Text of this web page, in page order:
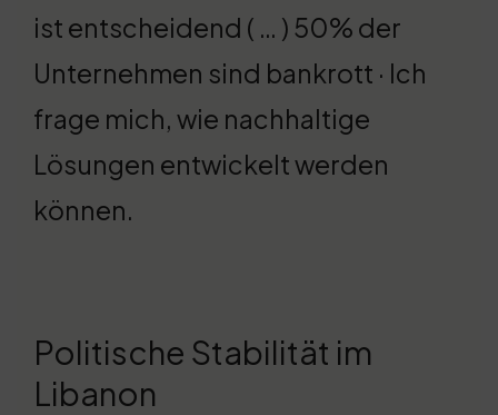
ist entscheidend ( … ) 50% der
Unternehmen sind bankrott · Ich
frage mich, wie nachhaltige
Lösungen entwickelt werden
können.
Politische Stabilität im
Libanon